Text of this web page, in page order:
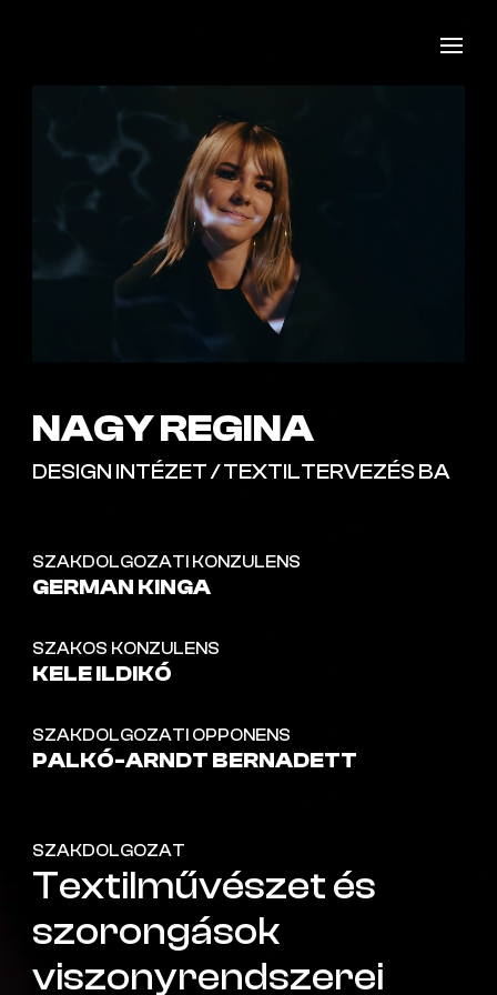
NAGY REGINA
DESIGN INTÉZET / TEXTILTERVEZÉS BA
SZAKDOLGOZATI KONZULENS
GERMAN KINGA
SZAKOS KONZULENS
KELE ILDIKÓ
SZAKDOLGOZATI OPPONENS
PALKÓ-ARNDT BERNADETT
SZAKDOLGOZAT
Textilművészet és
szorongások
viszonyrendszerei